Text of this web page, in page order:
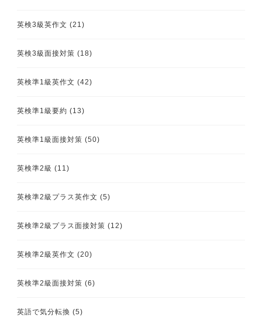
英検3級英作文 (21)
英検3級面接対策 (18)
英検準1級英作文 (42)
英検準1級要約 (13)
英検準1級面接対策 (50)
英検準2級 (11)
英検準2級プラス英作文 (5)
英検準2級プラス面接対策 (12)
英検準2級英作文 (20)
英検準2級面接対策 (6)
英語で気分転換 (5)